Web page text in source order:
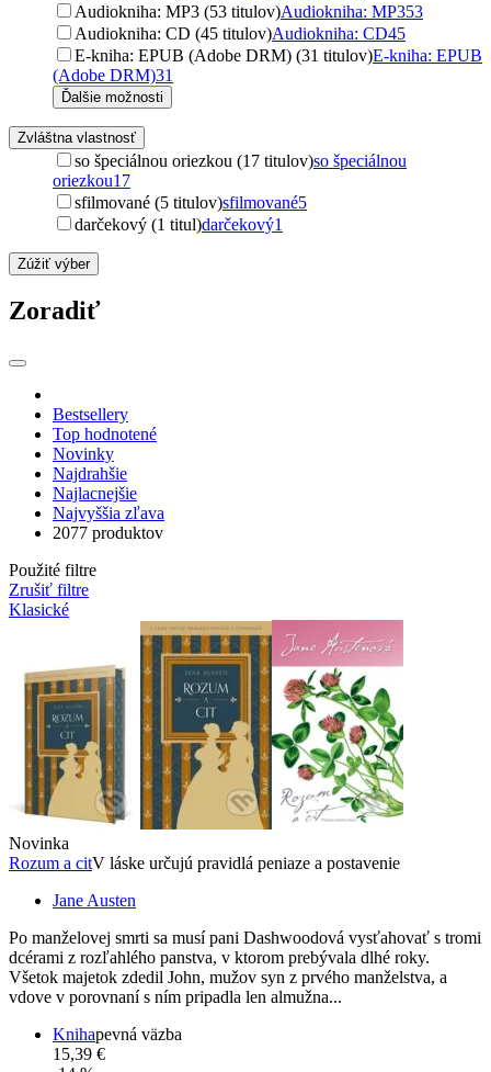
Audiokniha: MP3 (53 titulov)Audiokniha: MP353
Audiokniha: CD (45 titulov)Audiokniha: CD45
E-kniha: EPUB (Adobe DRM) (31 titulov)E-kniha: EPUB
(Adobe DRM)31
Ďalšie možnosti
Zvláštna vlastnosť
so špeciálnou oriezkou (17 titulov)so špeciálnou
oriezkou17
sfilmované (5 titulov)sfilmované5
darčekový (1 titul)darčekový1
Zúžiť výber
Zoradiť
Bestsellery
Top hodnotené
Novinky
Najdrahšie
Najlacnejšie
Najvyššia zľava
2077 produktov
Použité filtre
Zrušiť filtre
Klasické
Novinka
Rozum a citV láske určujú pravidlá peniaze a postavenie
Jane Austen
Po manželovej smrti sa musí pani Dashwoodová vysťahovať s tromi
dcérami z rozľahlého panstva, v ktorom prebývala dlhé roky.
Všetok majetok zdedil John, mužov syn z prvého manželstva, a
vdove v porovnaní s ním pripadla len almužna...
Knihapevná väzba
15,39 €